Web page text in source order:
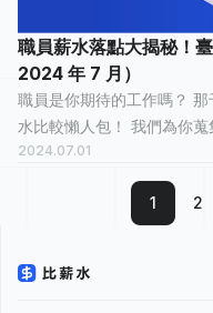
職員薪水落點大揭秘！
2024 年 7 月）
職員是你期待的工作嗎？ 那千萬別錯過，比薪水特別整理的職員薪
水比較懶人包！ 我們為你蒐集了過去半年來臺南市職員的薪水情
報，有 35 人分享他們最真
還算愉快 」，8 人認...
2024.07.01
1 2